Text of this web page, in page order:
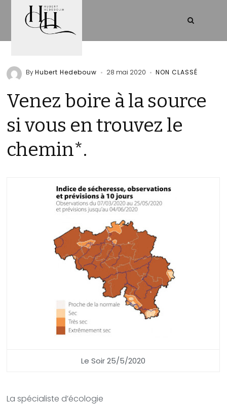
ByHubert Hedebouw 28 mai 2020 NON CLASSÉ
Venez boire à la source
si vous en trouvez le
chemin*.
Le Soir 25/5/2020
La spécialiste d’écologie